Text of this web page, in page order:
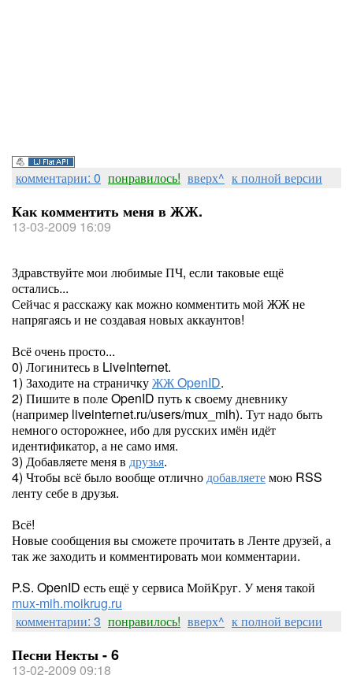
комментарии: 0 понравилось! вверх^ к полной версии
Как комментить меня в ЖЖ.
13-03-2009 16:09
Здравствуйте мои любимые ПЧ, если таковые ещё
остались...
Сейчас я расскажу как можно комментить мой ЖЖ не
напрягаясь и не создавая новых аккаунтов!
Всё очень просто...
0) Логинитесь в LiveInternet.
1) Заходите на страничкуЖЖ OpenID.
2) Пишите в поле OpenID путь к своему дневнику
(например liveinternet.ru/users/mux_mih). Тут надо быть
немного осторожнее, ибо для русских имён идёт
идентификатор, а не само имя.
3) Добавляете меня в друзья.
4) Чтобы всё было вообще отличнодобавляетемою RSS
ленту себе в друзья.
Всё!
Новые сообщения вы сможете прочитать в Ленте друзей, а
так же заходить и комментировать мои комментарии.
P.S. OpenID есть ещё у сервиса МойКруг. У меня такой
mux-mih.moikrug.ru
комментарии: 3 понравилось! вверх^ к полной версии
Песни Некты - 6
13-02-2009 09:18